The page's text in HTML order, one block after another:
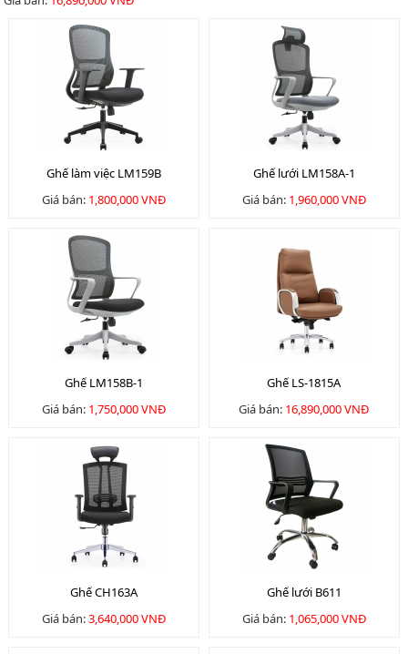
Ghế làm việc LM159B
Giá bán: 1,800,000 VNĐ
Ghế lưới LM158A-1
Giá bán: 1,960,000 VNĐ
Ghế LM158B-1
Giá bán: 1,750,000 VNĐ
Ghế LS-1815A
Giá bán: 16,890,000 VNĐ
Ghế CH163A
Giá bán:3,640,000 VNĐ
Ghế lưới B611
Giá bán: 1,065,000 VNĐ